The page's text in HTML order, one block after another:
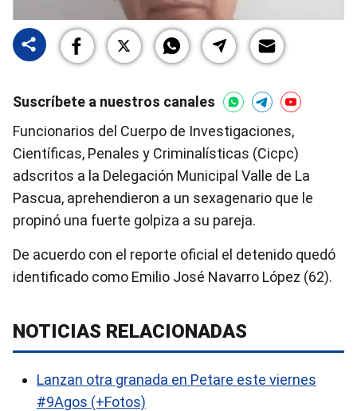
Suscríbete a nuestros canales
Funcionarios del Cuerpo de Investigaciones,
Científicas, Penales y Criminalísticas (Cicpc)
adscritos a la Delegación Municipal Valle de La
Pascua, aprehendieron a un sexagenario que le
propinó una fuerte golpiza a su pareja.
De acuerdo con el reporte oficial el detenido quedó
identificado como Emilio José Navarro López (62).
NOTICIAS RELACIONADAS
Lanzan otra granada en Petare este viernes
#9Agos (+Fotos)